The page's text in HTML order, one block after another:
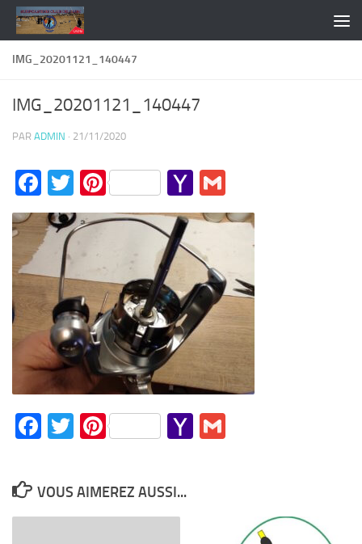
Skip to content
IMG_20201121_140447
IMG_20201121_140447
PAR ADMIN · 21/11/2020
Facebook
TwitterPinterestYahoo
Mail
Facebook
TwitterPinterestYahoo
VOUS AIMEREZ AUSSI...